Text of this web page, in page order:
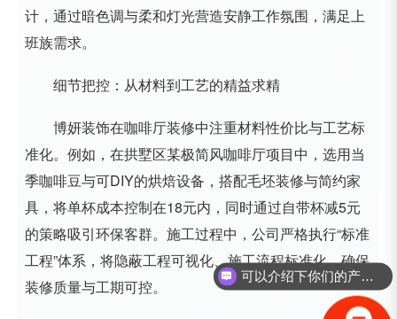
计，通过暗色调与柔和灯光营造安静工作氛围，满足上
班族需求。
细节把控：从材料到工艺的精益求精
博妍装饰在咖啡厅装修中注重材料性价比与工艺标
准化。例如，在拱墅区某极简风咖啡厅项目中，选用当
季咖啡豆与可DIY的烘焙设备，搭配毛坯装修与简约家
具，将单杯成本控制在18元内，同时通过自带杯减5元
的策略吸引环保客群。施工过程中，公司严格执行“标准
工程”体系，将隐蔽工程可视化、施工流程标准化，确保
装修质量与工期可控。
可以介绍下你们的产品么？